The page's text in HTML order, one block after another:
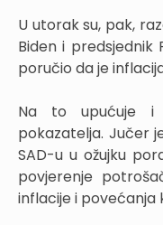
U utorak su, pak,
Biden i predsjednik
poručio da je
Na to upućuje i
pokazatelja. Jučer
SAD-u u ožujku
povjerenje
inflacije i povećanja